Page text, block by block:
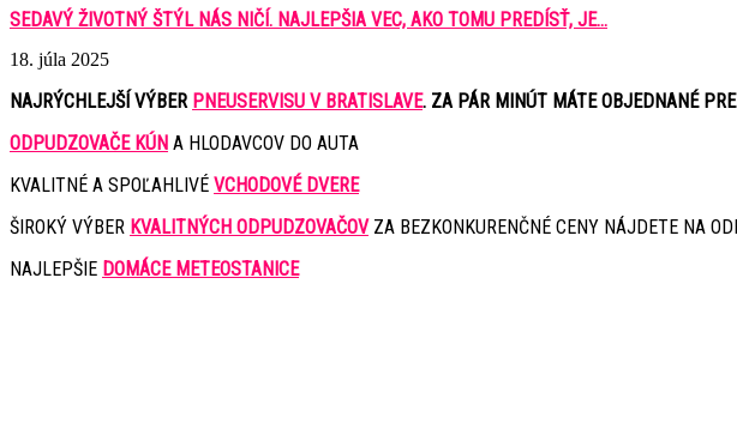
SEDAVÝ ŽIVOTNÝ ŠTÝL NÁS NIČÍ. NAJLEPŠIA VEC, AKO TOMU PREDÍSŤ, JE...
18. júla 2025
NAJRÝCHLEJŠÍ VÝBER PNEUSERVISU V BRATISLAVE. ZA PÁR MINÚT MÁTE OBJEDNANÉ
ODPUDZOVAČE KÚN A HLODAVCOV DO AUTA
KVALITNÉ A SPOĽAHLIVÉ VCHODOVÉ DVERE
ŠIROKÝ VÝBER KVALITNÝCH ODPUDZOVAČOVZA BEZKONKURENČNÉ CENY NÁJDETE NA
NAJLEPŠIE DOMÁCE METEOSTANICE